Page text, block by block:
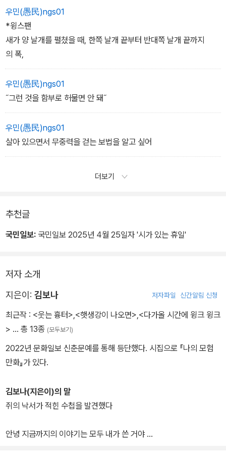
빈 상자가 늘고
열 만한 것이 사라져가면
리본으로 묶을 궁리를 해본다
―「상자 놀이」 부분
우민(愚民)ngs01
*윙스팬
새가 양 날개를 펼쳤을 때, 한쪽 날개 끝부터 반대쪽 날개 끝까지
의 폭,
우민(愚民)ngs01
˝그런 것을 함부로 허물면 안 돼˝
우민(愚民)ngs01
살아 있으면서 무중력을 걷는 보법을 알고 싶어
더보기
추천글
국민일보: 국민일보 2025년 4월 25일자 '시가 있는 휴일'
저자 소개
지은이: 김보나 저자파일 신간알림 신청
최근작 : <웃는 흉터>,<햇생강이 나오면>,<다가올 시간에 윙크 윙크
> … 총 13종 (모두보기)
2022년 문화일보 신춘문예를 통해 등단했다. 시집으로 『나의 모험
만화』가 있다.
김보나(지은이)의 말
쥐의 낙서가 적힌 수첩을 발견했다
안녕 지금까지의 이야기는 모두 내가 쓴 거야